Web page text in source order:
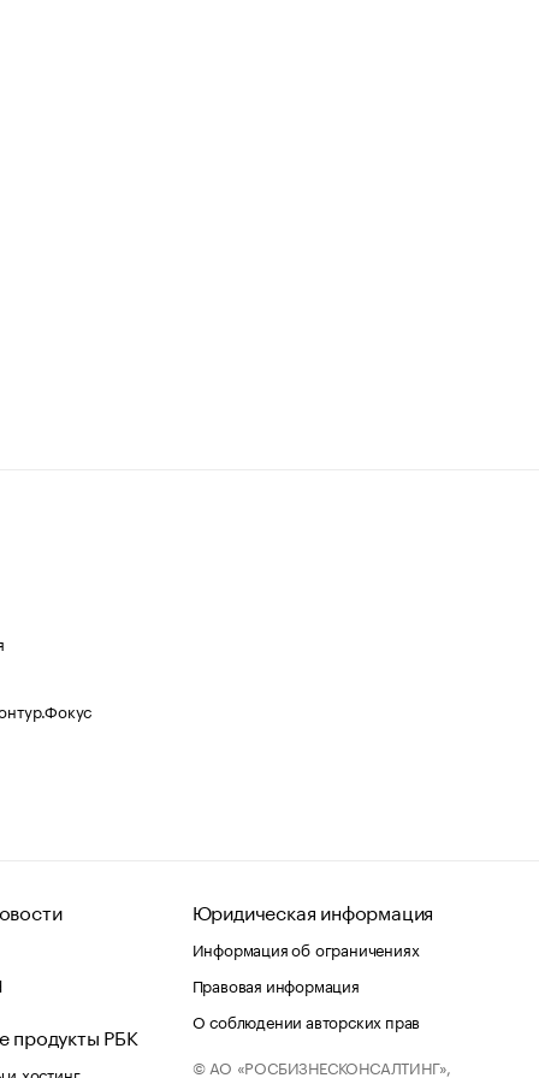
продукты РБК
хостинг
Юридическая информация
Информация об ограничениях
Правовая информация
О соблюдении авторских прав
© АО «РОСБИЗНЕСКОНСАЛТИНГ»,